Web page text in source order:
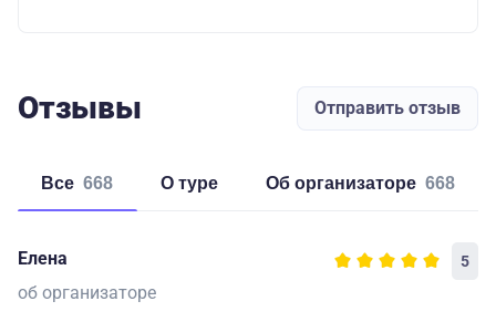
Отзывы Отправить отзыв
Все 668 о туре об организаторе 668
Елена 5
об организаторе